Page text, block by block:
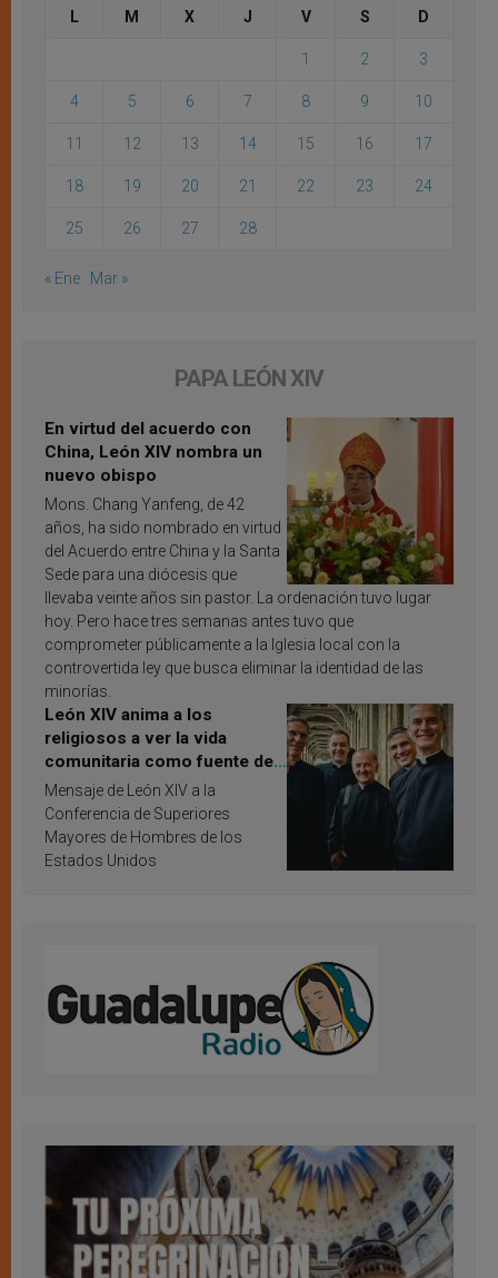
L M X J V S D
1 2 3
4 5 6 7 8 9 10
11 12 13 14 15 16 17
18 19 20 21 22 23 24
25 26 27 28
« Ene Mar »
PAPA LEÓN XIV
En virtud del acuerdo con
China, León XIV nombra un
nuevo obispo
Mons. Chang Yanfeng, de 42
años, ha sido nombrado en virtud
del Acuerdo entre China y la Santa
Sede para una diócesis que
llevaba veinte años sin pastor. La ordenación tuvo lugar
hoy. Pero hace tres semanas antes tuvo que
comprometer públicamente a la Iglesia local con la
controvertida ley que busca eliminar la identidad de las
minorías.
León XIV anima a los
religiosos a ver la vida
comunitaria como fuente de
inspiración y santificación
Mensaje de León XIV a la
Conferencia de Superiores
Mayores de Hombres de los
Estados Unidos